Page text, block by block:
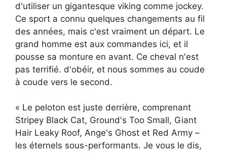
d'utiliser un gigantesque viking comme jockey.
Ce sport a connu quelques changements au fil
des années, mais c'est vraiment un départ. Le
grand homme est aux commandes ici, et il
pousse sa monture en avant. Ce cheval n'est
pas terrifié. d'obéir, et nous sommes au coude
à coude vers le second.
« Le peloton est juste derrière, comprenant
Stripey Black Cat, Ground's Too Small, Giant
Hair Leaky Roof, Ange's Ghost et Red Army –
les éternels sous-performants. Je vous le dis,